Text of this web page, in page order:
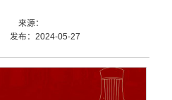
来源：
发布：2024-05-27